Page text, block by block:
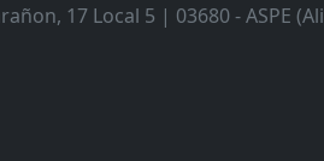
17 Local 5 | 03680 - ASPE